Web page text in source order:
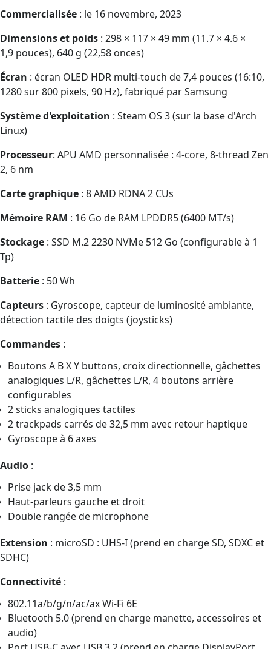
Commercialisée : le 16 novembre, 2023
Dimensions et poids : 298 × 117 × 49 mm (11.7 × 4.6 ×
1,9 pouces), 640 g (22,58 onces)
Écran : écran OLED HDR multi-touch de 7,4 pouces (16:10,
1280 sur 800 pixels, 90 Hz), fabriqué par Samsung
Système d'exploitation : Steam OS 3 (sur la base d'Arch
Linux)
Processeur: APU AMD personnalisée : 4-core, 8-thread Zen
2, 6 nm
Carte graphique : 8 AMD RDNA 2 CUs
Mémoire RAM : 16 Go de RAM LPDDR5 (6400 MT/s)
Stockage : SSD M.2 2230 NVMe 512 Go (configurable à 1
Tp)
Batterie : 50 Wh
Capteurs : Gyroscope, capteur de luminosité ambiante,
détection tactile des doigts (joysticks)
Commandes :
Boutons A B X Y buttons, croix directionnelle, gâchettes
analogiques L/R, gâchettes L/R, 4 boutons arrière
configurables
2 sticks analogiques tactiles
2 trackpads carrés de 32,5 mm avec retour haptique
Gyroscope à 6 axes
Audio :
Prise jack de 3,5 mm
Haut-parleurs gauche et droit
Double rangée de microphone
Extension : microSD : UHS-I (prend en charge SD, SDXC et
SDHC)
Connectivité :
802.11a/b/g/n/ac/ax Wi-Fi 6E
Bluetooth 5.0 (prend en charge manette, accessoires et
audio)